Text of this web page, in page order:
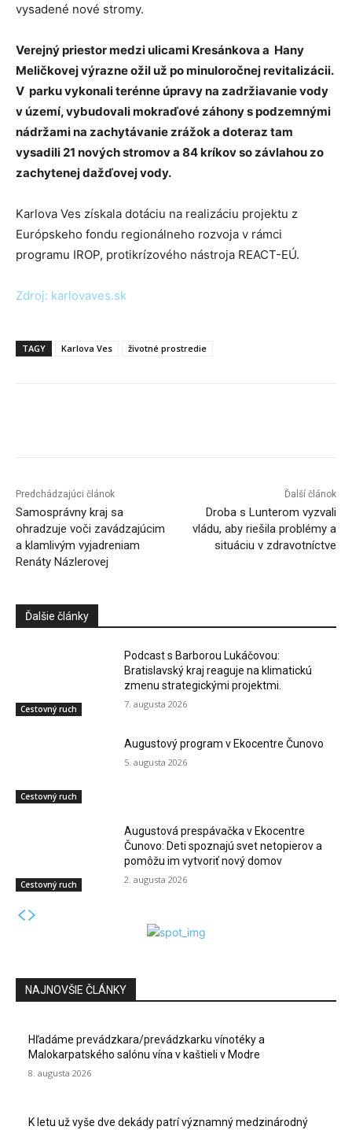
vysadené nové stromy.
Verejný priestor medzi ulicami Kresánkova a Hany
Meličkovej výrazne ožil už po minuloročnej revitalizácii.
V parku vykonali terénne úpravy na zadržiavanie vody
v území, vybudovali mokraďové záhony s podzemnými
nádržami na zachytávanie zrážok a doteraz tam
vysadili 21 nových stromov a 84 kríkov so závlahou zo
zachytenej dažďovej vody.
Karlova Ves získala dotáciu na realizáciu projektu z
Európskeho fondu regionálneho rozvoja v rámci
programu IROP, protikrízového nástroja REACT-EÚ.
Zdroj: karlovaves.sk
TAGY Karlova Ves životné prostredie
Predchádzajúci článok
Samosprávny kraj sa
ohradzuje voči zavádzajúcim
a klamlivým vyjadreniam
Renáty Názlerovej
Ďalší článok
Droba s Lunterom vyzvali
vládu, aby riešila problémy a
situáciu v zdravotníctve
Ďalšie články
Cestovný ruch
Podcast s Barborou Lukáčovou:
Bratislavský kraj reaguje na klimatickú
zmenu strategickými projektmi.
7. augusta 2026
Cestovný ruch
Augustový program v Ekocentre Čunovo
5. augusta 2026
Cestovný ruch
Augustová prespávačka v Ekocentre
Čunovo: Deti spoznajú svet netopierov a
pomôžu im vytvoriť nový domov
2. augusta 2026
NAJNOVŠIE ČLÁNKY
Hľadáme prevádzkara/prevádzkarku vínotéky a
Malokarpatského salónu vína v kaštieli v Modre
8. augusta 2026
K letu už vyše dve dekády patrí významný medzinárodný